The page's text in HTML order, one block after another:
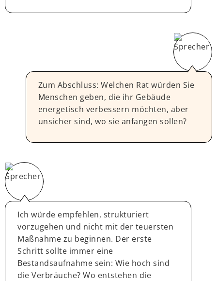
Zum Abschluss: Welchen Rat würden Sie
Menschen geben, die ihr Gebäude
energetisch verbessern möchten, aber
unsicher sind, wo sie anfangen sollen?
Ich würde empfehlen, strukturiert
vorzugehen und nicht mit der teuersten
Maßnahme zu beginnen. Der erste
Schritt sollte immer eine
Bestandsaufnahme sein: Wie hoch sind
die Verbräuche? Wo entstehen die